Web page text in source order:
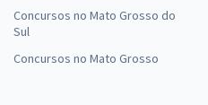
Concursos no Mato Grosso do
Sul
Concursos no Mato Grosso